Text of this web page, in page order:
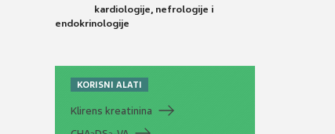
kardiologije, nefrologije i
endokrinologije
KORISNI ALATI
Klirens kreatinina